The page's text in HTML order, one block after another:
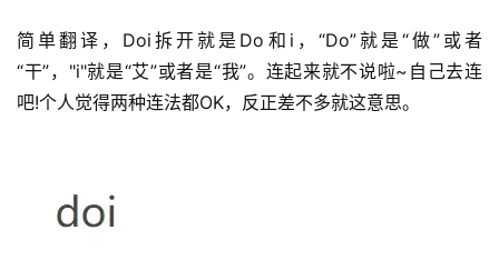
简单翻译，Doi拆开就是Do和i，“Do”就是“做”或者
“干”，"i"就是“艾”或者是“我”。连起来就不说啦~自己去连
吧!个人觉得两种连法都OK，反正差不多就这意思。